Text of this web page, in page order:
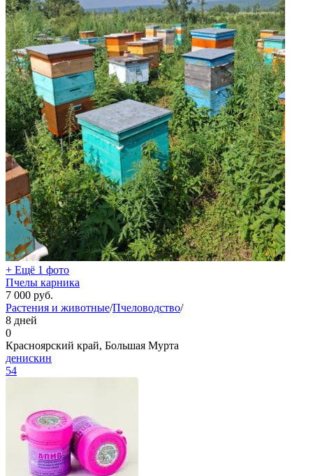
+ Ещё 1 фото
Пчелы карника
7 000 руб.
Растения и животные/Пчеловодство/
8 дней
0
Красноярский край, Большая Мурта
денискин
54